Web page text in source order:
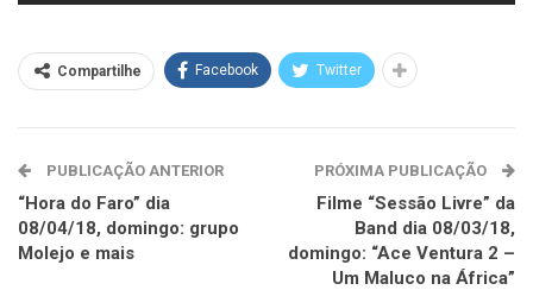
Compartilhe Facebook Twitter
PUBLICAÇÃO ANTERIOR
“Hora do Faro” dia
08/04/18, domingo: grupo
Molejo e mais
PRÓXIMA PUBLICAÇÃO
Filme “Sessão Livre” da
Band dia 08/03/18,
domingo: “Ace Ventura 2 –
Um Maluco na África”